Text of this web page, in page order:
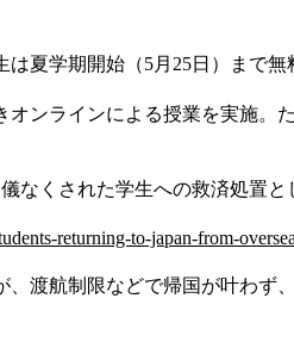
夏学期開始（5月25日）まで
ンラインによる授業を実施
なくされた学生への救済処置
returning-to-japan-from-
渡航制限などで帰国が叶わ